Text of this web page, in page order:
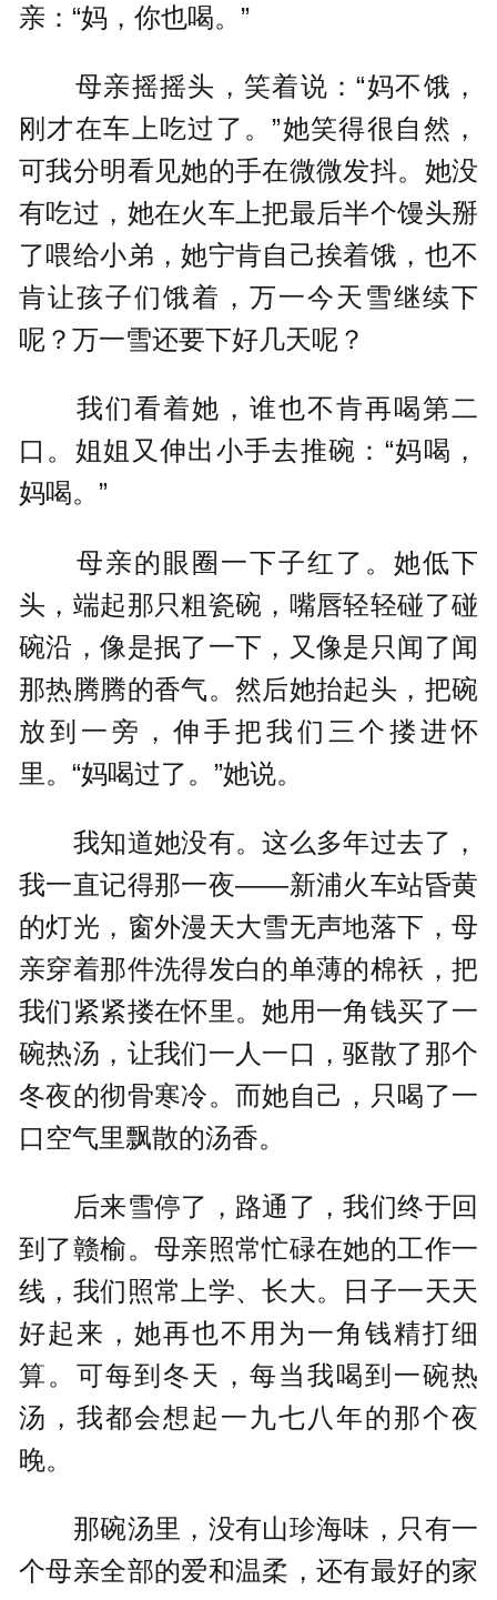
亲：“妈，你也喝。”
母亲摇摇头，笑着说：“妈不饿，
刚才在车上吃过了。”她笑得很自然，
可我分明看见她的手在微微发抖。她没
有吃过，她在火车上把最后半个馒头掰
了喂给小弟，她宁肯自己挨着饿，也不
肯让孩子们饿着，万一今天雪继续下
呢？万一雪还要下好几天呢？
我们看着她，谁也不肯再喝第二
口。姐姐又伸出小手去推碗：“妈喝，
妈喝。”
母亲的眼圈一下子红了。她低下
头，端起那只粗瓷碗，嘴唇轻轻碰了碰
碗沿，像是抿了一下，又像是只闻了闻
那热腾腾的香气。然后她抬起头，把碗
放到一旁，伸手把我们三个搂进怀
里。“妈喝过了。”她说。
我知道她没有。这么多年过去了，
我一直记得那一夜——新浦火车站昏黄
的灯光，窗外漫天大雪无声地落下，母
亲穿着那件洗得发白的单薄的棉袄，把
我们紧紧搂在怀里。她用一角钱买了一
碗热汤，让我们一人一口，驱散了那个
冬夜的彻骨寒冷。而她自己，只喝了一
口空气里飘散的汤香。
后来雪停了，路通了，我们终于回
到了赣榆。母亲照常忙碌在她的工作一
线，我们照常上学、长大。日子一天天
好起来，她再也不用为一角钱精打细
算。可每到冬天，每当我喝到一碗热
汤，我都会想起一九七八年的那个夜
晚。
那碗汤里，没有山珍海味，只有一
个母亲全部的爱和温柔，还有最好的家